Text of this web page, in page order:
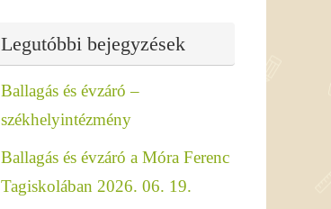
Legutóbbi bejegyzések
Ballagás és évzáró –
székhelyintézmény
Ballagás és évzáró a Móra Ferenc
Tagiskolában 2026. 06. 19.